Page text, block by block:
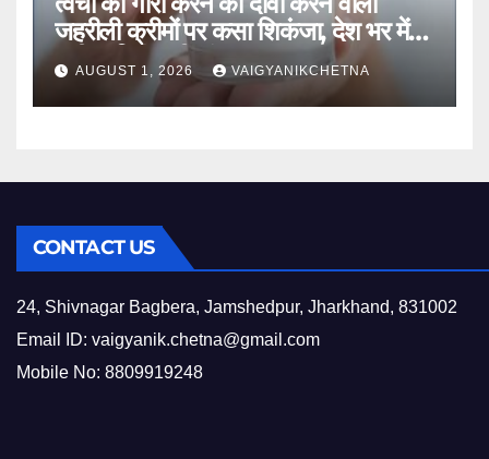
जहरीली क्रीमों पर कसा शिकंजा, देश भर में
उठी प्रतिबंध की मांग
AUGUST 1, 2026 VAIGYANIKCHETNA
CONTACT US
24, Shivnagar Bagbera, Jamshedpur, Jharkhand, 831002
Email ID: vaigyanik.chetna@gmail.com
Mobile No: 8809919248